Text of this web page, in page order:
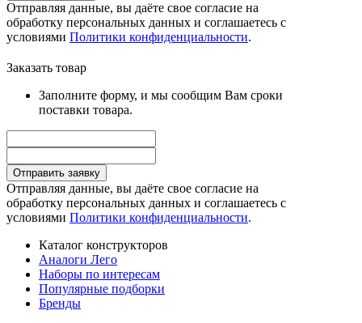
Отправляя данные, вы даёте свое согласие на
обработку персональных данных и соглашаетесь с
условиями Политики конфиденциальности.
Заказать товар
Заполните форму, и мы сообщим Вам сроки
поставки товара.
Отправить заявку
Отправляя данные, вы даёте свое согласие на
обработку персональных данных и соглашаетесь с
условиями Политики конфиденциальности.
Каталог конструкторов
Аналоги Лего
Наборы по интересам
Популярные подборки
Бренды